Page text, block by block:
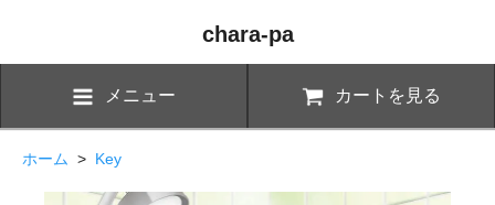
chara-pa
メニュー カートを見る
ホーム > Key